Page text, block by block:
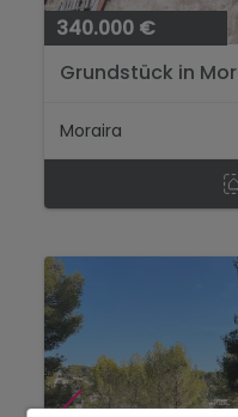
340.000 €
Grundstück in
Moraira